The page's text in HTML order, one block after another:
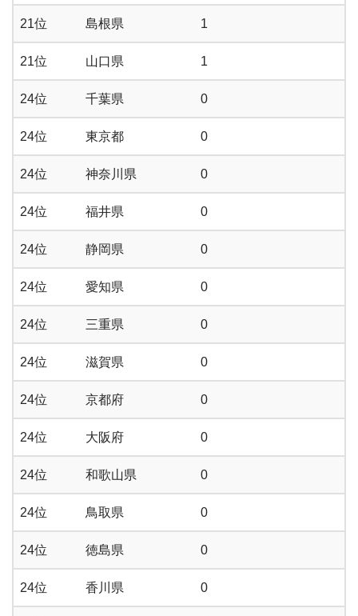
21位 島根県 1
21位 山口県 1
24位 千葉県 0
24位 東京都 0
24位 神奈川県 0
24位 福井県 0
24位 静岡県 0
24位 愛知県 0
24位 三重県 0
24位 滋賀県 0
24位 京都府 0
24位 大阪府 0
24位 和歌山県 0
24位 鳥取県 0
24位 徳島県 0
24位 香川県 0